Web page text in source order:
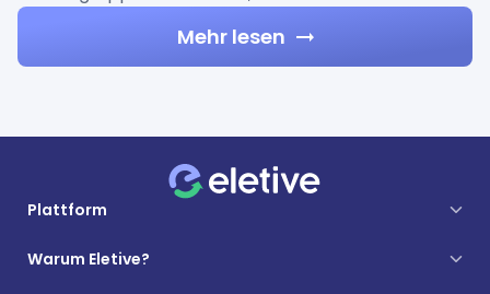
Mehr lesen
Plattform
Warum Eletive?